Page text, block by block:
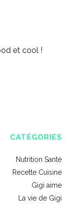
et cool !
CATÉGORIES
Nutrition Santé
Recette Cuisine
Gigi aime
La vie de Gigi